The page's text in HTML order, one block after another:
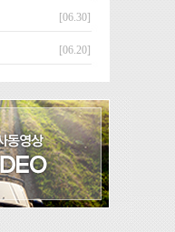
[06.30]
[06.20]